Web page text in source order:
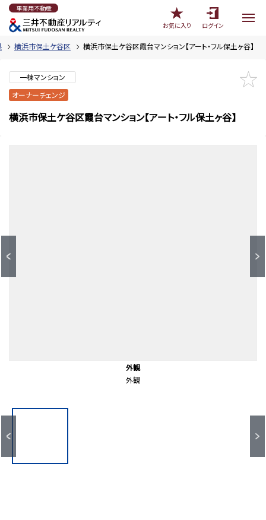
事業用不動産
お気に入り
ログイン
横浜市保土ケ谷区 横浜市保土ケ谷区霞台マンション【アート・フル保土ヶ谷】
一棟マンション
オーナーチェンジ
横浜市保土ケ谷区霞台マンション【アート・フル保土ヶ谷】
外観
外観
外観
外観
外観
外観
エントランス
エントランス
エントランス
エントランス
エントランス
エントランス
共有部分
共有部分
共有部分
共有部分
共有部分
共有部分
共有部分
共有部分
前面道路含む外観
前面道路
前面道路含む外観
前面道路
前面道路含む外観
前面道路
前面道路含む外観
前面道路
保土ヶ谷駅(JR東日本 横須賀線・湘南新宿ライン)（約780ｍ）
徒歩１０分。